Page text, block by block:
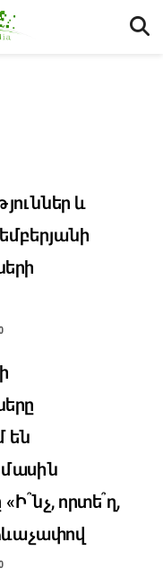
և
են
որտե՞ղ,